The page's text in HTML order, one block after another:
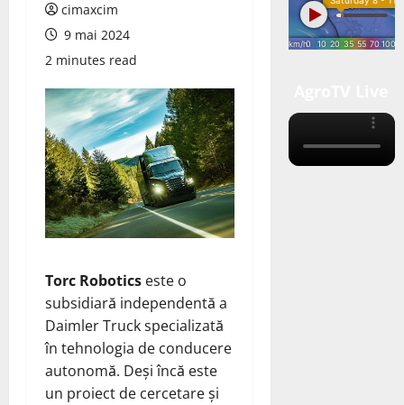
cimaxcim
9 mai 2024
2 minutes read
Torc Robotics este o
subsidiară independentă a
Daimler Truck specializată
în tehnologia de conducere
autonomă. Deși încă este
un proiect de cercetare și